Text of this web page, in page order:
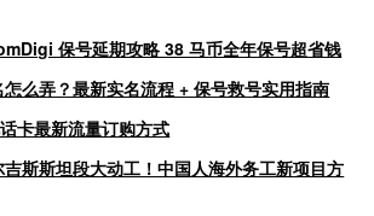
保号延期攻略 38 马币全年保号超省钱
么弄？最新实名流程 + 保号救号实用指南
卡最新流量订购方式
斯斯坦段大动工！中国人海外务工新项目方